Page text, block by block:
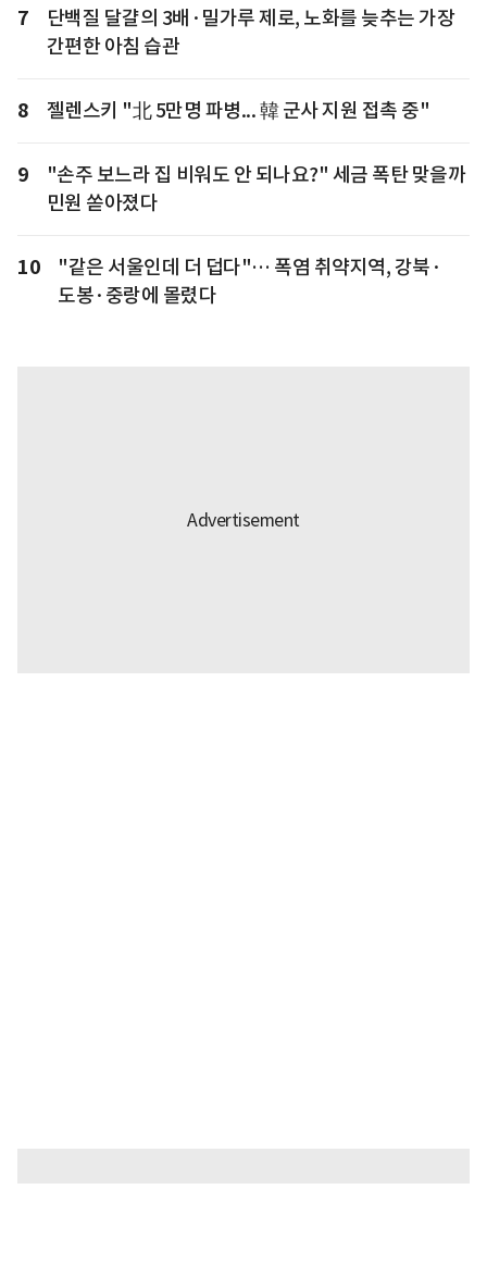
7
단백질 달걀의 3배·밀가루 제로, 노화를 늦추는 가장
간편한 아침 습관
8 젤렌스키 "北 5만명 파병... 韓 군사 지원 접촉 중"
9
"손주 보느라 집 비워도 안 되나요?" 세금 폭탄 맞을까
민원 쏟아졌다
10
"같은 서울인데 더 덥다"… 폭염 취약지역, 강북·
도봉·중랑에 몰렸다